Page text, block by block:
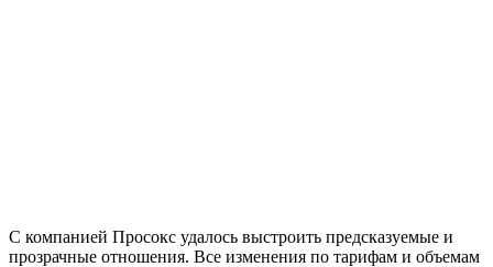
С компанией Просокс удалось выстроить предсказуемые и
прозрачные отношения. Все изменения по тарифам и объемам